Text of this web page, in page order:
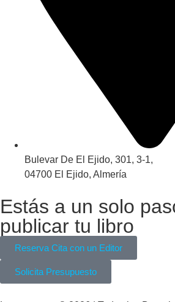
Bulevar De El Ejido, 301, 3-1,
04700 El Ejido, Almería
Estás a un solo
publicar tu libro
Reserva Cita con un Editor
Solicita Presupuesto